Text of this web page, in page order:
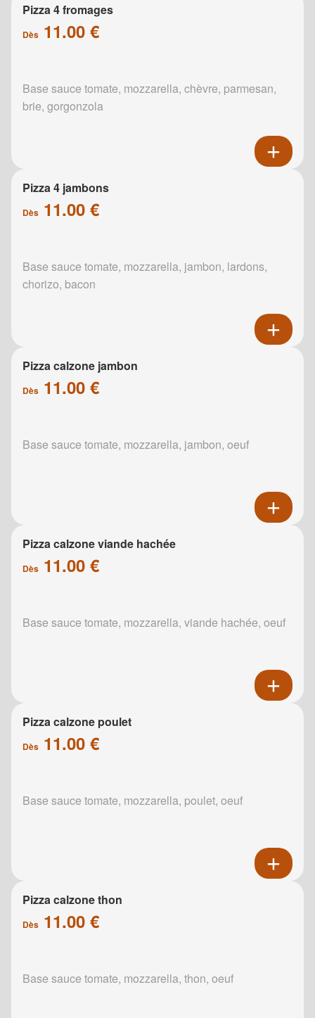
Pizza 4 fromages
Dès 11.00 €
Base sauce tomate, mozzarella, chèvre, parmesan,
brie, gorgonzola
Pizza 4 jambons
Dès 11.00 €
Base sauce tomate, mozzarella, jambon, lardons,
chorizo, bacon
Pizza calzone jambon
Dès 11.00 €
Base sauce tomate, mozzarella, jambon, oeuf
Pizza calzone viande hachée
Dès 11.00 €
Base sauce tomate, mozzarella, viande hachée, oeuf
Pizza calzone poulet
Dès 11.00 €
Base sauce tomate, mozzarella, poulet, oeuf
Pizza calzone thon
Dès 11.00 €
Base sauce tomate, mozzarella, thon, oeuf